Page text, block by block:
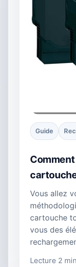
Guide
Vous allez
cartouche
vous des
Lecture 2 min